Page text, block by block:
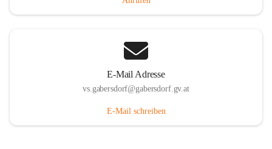
E-Mail Adresse
vs.gabersdorf@gabersdorf.gv.at
E-Mail schreiben